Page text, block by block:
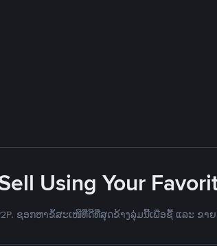
Using Your
ຊອກຫາຂໍ້ສະເໜີທີ່ດີທີ່ສຸດຂ້າງລຸ່ມນີ້ເພື່ອຊື້ ແລະ ຂາຍ